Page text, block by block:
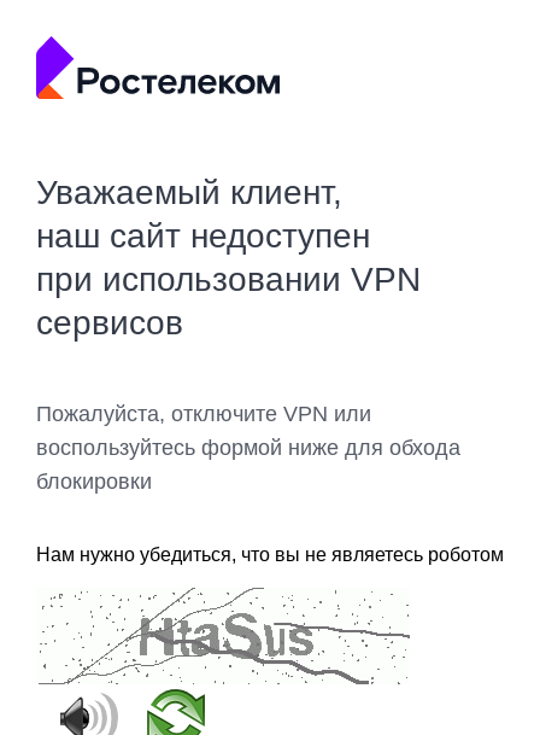
Уважаемый клиент,
наш сайт недоступен
при использовании VPN
сервисов
Пожалуйста, отключите VPN или
воспользуйтесь формой ниже для обхода
блокировки
Нам нужно убедиться, что вы не являетесь роботом